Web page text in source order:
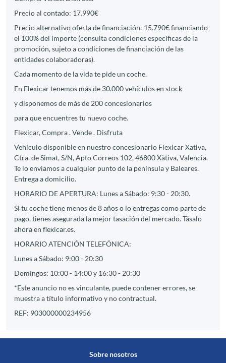
Precio al contado: 17.990€
Precio alternativo oferta de financiación: 15.790€ financiando
el 100% del importe (consulta condiciones específicas de la
promoción, sujeto a condiciones de financiación de las
entidades colaboradoras).
Cada momento de la vida te pide un coche.
En Flexicar tenemos más de 30.000 vehículos en stock
y disponemos de más de 200 concesionarios
para que encuentres tu nuevo coche.
Flexicar, Compra . Vende . Disfruta
Vehículo disponible en nuestro concesionario Flexicar Xativa,
Ctra. de Simat, S/N, Apto Correos 102, 46800 Xàtiva, Valencia.
Te lo enviamos a cualquier punto de la península y Baleares.
Entrega a domicilio.
HORARIO DE APERTURA: Lunes a Sábado: 9:30 - 20:30.
Si tu coche tiene menos de 8 años o lo entregas como parte de
pago, tienes asegurada la mejor tasación del mercado. Tásalo
ahora en flexicar.es.
HORARIO ATENCIÓN TELEFÓNICA:
Lunes a Sábado: 9:00 - 20:30
Domingos: 10:00 - 14:00 y 16:30 - 20:30
*Este anuncio no es vinculante, puede contener errores, se
muestra a título informativo y no contractual.
REF: 903000000234956
Sobre nosotros